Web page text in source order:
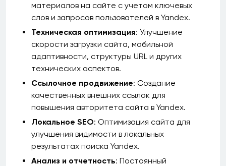
материалов на сайте с учетом ключевых
слов и запросов пользователей в Yandex.
Техническая оптимизация: Улучшение
скорости загрузки сайта, мобильной
адаптивности, структуры URL и других
технических аспектов.
Ссылочное продвижение: Создание
качественных внешних ссылок для
повышения авторитета сайта в Yandex.
Локальное SEO: Оптимизация сайта для
улучшения видимости в локальных
результатах поиска Yandex.
Анализ и отчетность: Постоянный